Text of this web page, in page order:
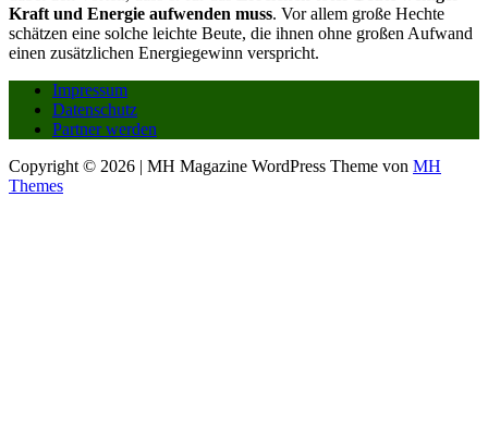
Kraft und Energie aufwenden muss. Vor allem große Hechte
schätzen eine solche leichte Beute, die ihnen ohne großen Aufwand
einen zusätzlichen Energiegewinn verspricht.
Impressum
Datenschutz
Partner werden
Copyright © 2026 | MH Magazine WordPress Theme von MH
Themes